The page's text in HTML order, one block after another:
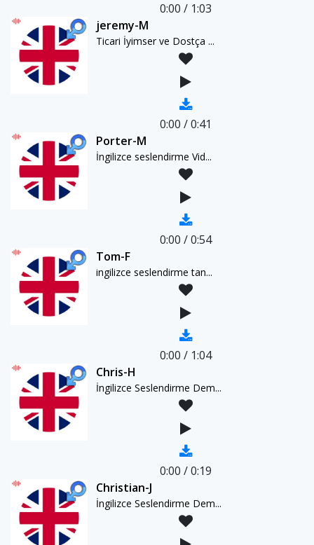
0:00 / 1:03
jeremy-M
Ticari İyimser ve Dostça ...
0:00 /0:41
Porter-M
İngilizce seslendirme Vid...
0:00 /0:54
Tom-F
ingilizce seslendirme tan...
0:00 / 1:04
Chris-H
İngilizce Seslendirme Dem...
0:00 /0:19
Christian-J
İngilizce Seslendirme Dem...